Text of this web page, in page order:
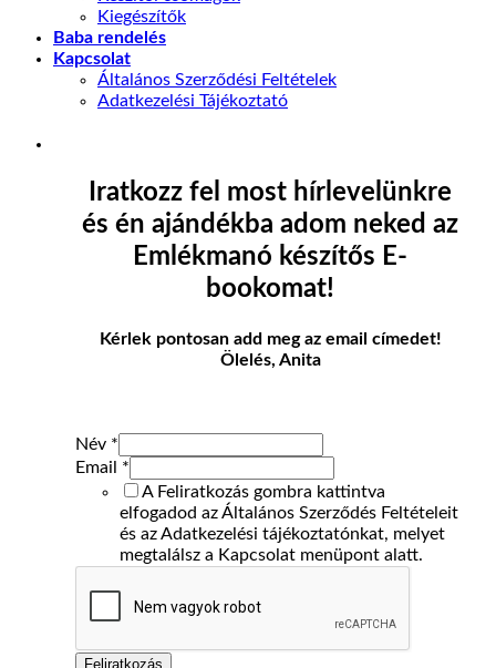
Kiegészítők
Baba rendelés
Kapcsolat
Általános Szerződési Feltételek
Adatkezelési Tájékoztató
Iratkozz fel most hírlevelünkre
és én ajándékba adom neked az
Emlékmanó készítős E-
bookomat!
Kérlek pontosan add meg az email címedet!
Ölelés, Anita
Név *
Email *
A Feliratkozás gombra kattintva
elfogadod az Általános Szerződés Feltételeit
és az Adatkezelési tájékoztatónkat, melyet
megtalálsz a Kapcsolat menüpont alatt.
Feliratkozás